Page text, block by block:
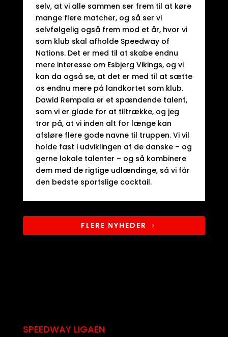
selv, at vi alle sammen ser frem til at køre
mange flere matcher, og så ser vi
selvfølgelig også frem mod et år, hvor vi
som klub skal afholde Speedway of
Nations. Det er med til at skabe endnu
mere interesse om Esbjerg Vikings, og vi
kan da også se, at det er med til at sætte
os endnu mere på landkortet som klub.
Dawid Rempala er et spændende talent,
som vi er glade for at tiltrække, og jeg
tror på, at vi inden alt for længe kan
afsløre flere gode navne til truppen. Vi vil
holde fast i udviklingen af de danske – og
gerne lokale talenter – og så kombinere
dem med de rigtige udlændinge, så vi får
den bedste sportslige cocktail.
FLERE NYHEDER
SPEEDWAY LIGAEN